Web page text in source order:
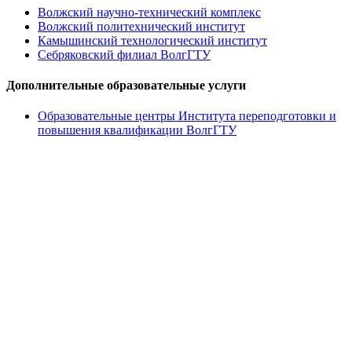
Волжский научно-технический комплекс
Волжский политехнический институт
Камышинский технологический институт
Себряковский филиал ВолгГТУ
Дополнительные образовательные услуги
Образовательные центры Института переподготовки и
повышения квалификации ВолгГТУ